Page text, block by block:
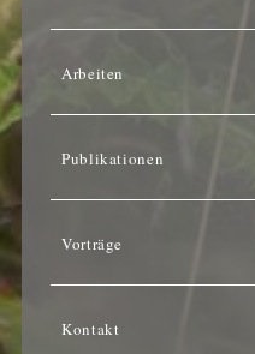
Arbeiten
Publikationen
Vorträge
Kontakt